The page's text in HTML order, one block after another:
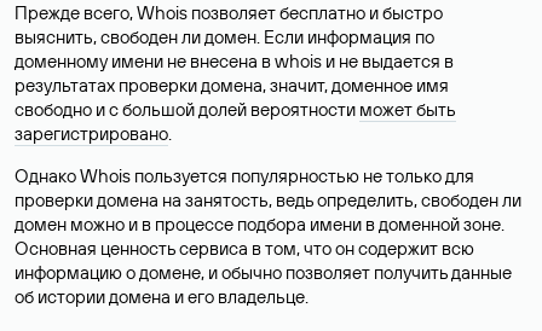
Прежде всего, Whois позволяет бесплатно и быстро
выяснить, свободен ли домен. Если информация по
доменному имени не внесена в whois и не выдается в
результатах проверки домена, значит, доменное имя
свободно и с большой долей вероятности может быть
зарегистрировано.
Однако Whois пользуется популярностью не только для
проверки домена на занятость, ведь определить, свободен ли
домен можно и в процессе подбора имени в доменной зоне.
Основная ценность сервиса в том, что он содержит всю
информацию о домене, и обычно позволяет получить данные
об истории домена и его владельце.